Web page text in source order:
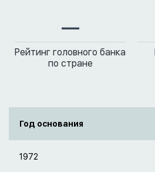
—
Рейтинг головного банка
по стране
Год основания
1972